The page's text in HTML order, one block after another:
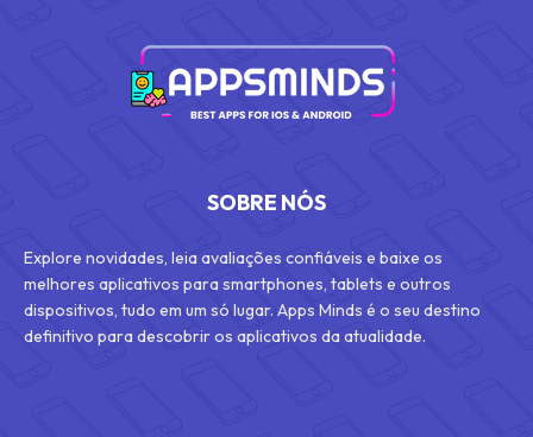
SOBRE NÓS
Explore novidades, leia avaliações confiáveis e baixe os
melhores aplicativos para smartphones, tablets e outros
dispositivos, tudo em um só lugar. Apps Minds é o seu destino
definitivo para descobrir os aplicativos da atualidade.